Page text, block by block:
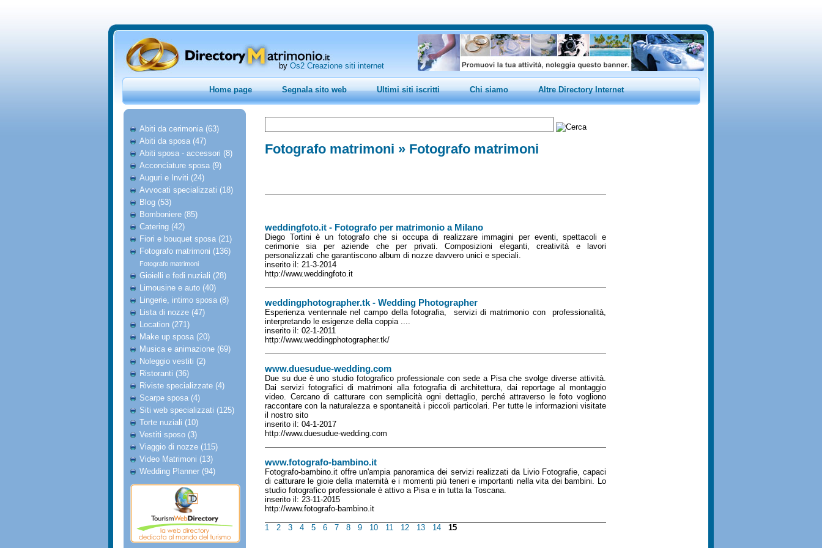
by Os2 Creazione siti internet
Home page Segnala sito web Ultimi siti iscritti Chi siamo Altre Directory Internet
Abiti da cerimonia (63)
Abiti da sposa (47)
Abiti sposa - accessori (8)
Acconciature sposa (9)
Auguri e Inviti (24)
Avvocati specializzati (18)
Blog (53)
Bomboniere (85)
Catering (42)
Fiori e bouquet sposa (21)
Fotografo matrimoni (136)
Fotografo matrimoni
Gioielli e fedi nuziali (28)
Limousine e auto (40)
Lingerie, intimo sposa (8)
Lista di nozze (47)
Location (271)
Make up sposa (20)
Musica e animazione (69)
Noleggio vestiti (2)
Ristoranti (36)
Riviste specializzate (4)
Scarpe sposa (4)
Siti web specializzati (125)
Torte nuziali (10)
Vestiti sposo (3)
Viaggio di nozze (115)
Video Matrimoni (13)
Wedding Planner (94)
Fotografo matrimoni » Fotografo matrimoni
weddingfoto.it - Fotografo per matrimonio a Milano
Diego Tortini è un fotografo che si occupa di realizzare immagini per eventi, spettacoli e
cerimonie sia per aziende che per privati. Composizioni eleganti, creatività e lavori
personalizzati che garantiscono album di nozze davvero unici e speciali.
inserito il: 21-3-2014
http://www.weddingfoto.it
weddingphotographer.tk - Wedding Photographer
Esperienza ventennale nel campo della fotografia, servizi di matrimonio con professionalità,
interpretando le esigenze della coppia ....
inserito il: 02-1-2011
http://www.weddingphotographer.tk/
www.duesudue-wedding.com
Due su due è uno studio fotografico professionale con sede a Pisa che svolge diverse attività.
Dai servizi fotografici di matrimoni alla fotografia di architettura, dai reportage al montaggio
video. Cercano di catturare con semplicità ogni dettaglio, perché attraverso le foto vogliono
raccontare con la naturalezza e spontaneità i piccoli particolari. Per tutte le informazioni visitate
il nostro sito
inserito il: 04-1-2017
http://www.duesudue-wedding.com
www.fotografo-bambino.it
Fotografo-bambino.it offre un'ampia panoramica dei servizi realizzati da Livio Fotografie, capaci
di catturare le gioie della maternità e i momenti più teneri e importanti nella vita dei bambini. Lo
studio fotografico professionale è attivo a Pisa e in tutta la Toscana.
inserito il: 23-11-2015
http://www.fotografo-bambino.it
1 2 3 4 5 6 7 8 9 10 11 12 13 14 15